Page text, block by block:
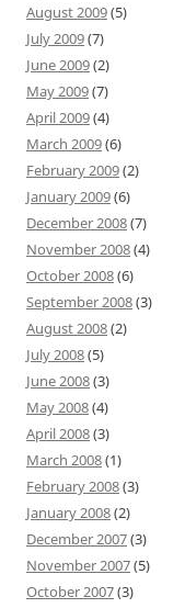
August 2009(5)
July 2009(7)
June 2009(2)
May 2009(7)
April 2009(4)
March 2009(6)
February 2009(2)
January 2009(6)
December 2008(7)
November 2008(4)
October 2008(6)
September 2008(3)
August 2008(2)
July 2008(5)
June 2008(3)
May 2008(4)
April 2008(3)
March 2008(1)
February 2008(3)
January 2008(2)
December 2007(3)
November 2007(5)
October 2007(3)